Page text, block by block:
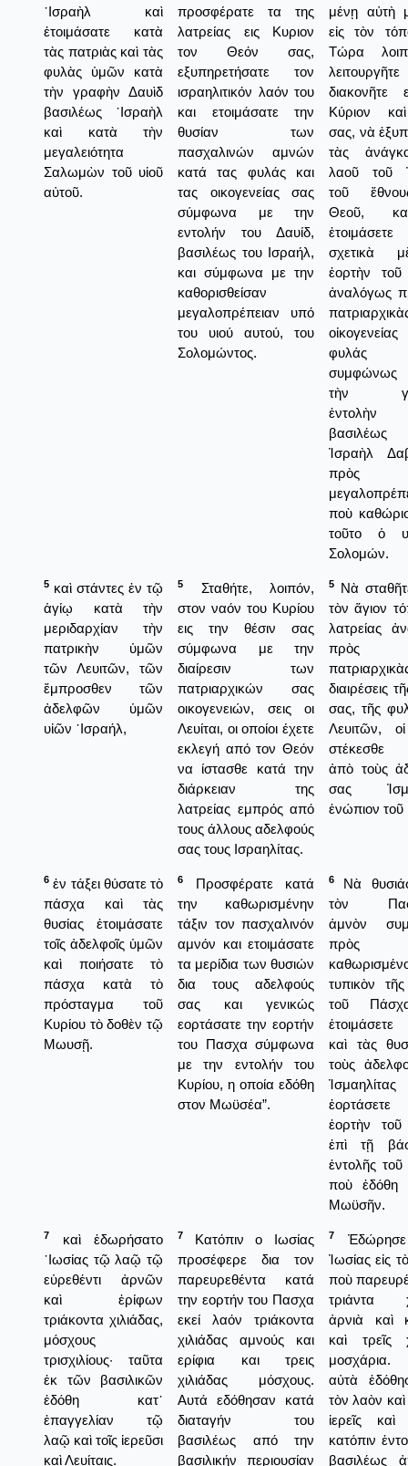
᾿Ισραὴλ καὶ
ἑτοιμάσατε κατὰ
τὰς πατριὰς καὶ τὰς
φυλὰς ὑμῶν κατὰ
τὴν γραφὴν Δαυὶδ
βασιλέως ᾿Ισραὴλ
καὶ κατὰ τὴν
μεγαλειότητα
Σαλωμὼν τοῦ υἱοῦ
αὐτοῦ.
προσφέρατε τα της
λατρείας εις Κυριον
τον Θεόν σας,
εξυπηρετήσατε τον
ισραηλιτικόν λαόν του
και ετοιμάσατε την
θυσίαν των
πασχαλινών αμνών
κατά τας φυλάς και
τας οικογενείας σας
σύμφωνα με την
εντολήν του Δαυίδ,
βασιλέως του Ισραήλ,
και σύμφωνα με την
καθορισθείσαν
μεγαλοπρέπειαν υπό
του υιού αυτού, του
Σολομώντος.
μένῃ αὐτὴ
εἰς τὸν
Τώρα
διακονῆτε
Κύριον
σας, νὰ
τὰς
λαοῦ τοῦ
τοῦ
Θεοῦ,
σχετικὰ
ἑορτὴν
ἀναλόγως
φυλάς
τὴν
Ἰσραὴλ
πρὸς
ποὺ
τοῦτο ὁ
Σολομών.
5 καὶ στάντες ἐν τῷ
ἁγίῳ κατὰ τὴν
μεριδαρχίαν τὴν
πατρικὴν ὑμῶν
τῶν Λευιτῶν, τῶν
ἔμπροσθεν τῶν
ἀδελφῶν ὑμῶν
υἱῶν ᾿Ισραήλ,
5
Σταθήτε, λοιπόν,
στον ναόν του Κυρίου
εις την θέσιν σας
σύμφωνα με την
διαίρεσιν των
πατριαρχικών σας
οικογενειών, σεις οι
Λευίται, οι οποίοι έχετε
εκλεγή από τον Θεόν
να ίστασθε κατά την
διάρκειαν της
λατρείας εμπρός από
τους άλλους αδελφούς
σας τους Ισραηλίτας.
5
Νὰ
τὸν ἅγιον
λατρείας
πρὸς
διαιρέσεις
σας, τῆς
Λευιτῶν,
στέκεσθε
ἀπὸ τοὺς
σας
ἐνώπιον τοῦ
6 ἐν τάξει θύσατε τὸ
πάσχα καὶ τὰς
θυσίας ἑτοιμάσατε
τοῖς ἀδελφοῖς ὑμῶν
καὶ ποιήσατε τὸ
πάσχα κατὰ τὸ
πρόσταγμα τοῦ
Κυρίου τὸ δοθὲν τῷ
Μωυσῇ.
6
Προσφέρατε κατά
την καθωρισμένην
τάξιν τον πασχαλινόν
αμνόν και ετοιμάσατε
τα μερίδια των θυσιών
δια τους αδελφούς
σας και γενικώς
εορτάσατε την εορτήν
του Πασχα σύμφωνα
με την εντολήν του
Κυρίου, η οποία εδόθη
στον Μωϋσέα”.
6
Νὰ
τὸν
ἀμνὸν
τυπικὸν
τοῦ
καὶ τὰς
τοὺς
ἑορτὴν
ἐπὶ τῇ
ἐντολῆς τοῦ
ποὺ ἐδόθη
Μωϋσῆν.
7
καὶ ἐδωρήσατο
᾿Ιωσίας τῷ λαῷ τῷ
εὑρεθέντι ἀρνῶν
καὶ ἐρίφων
τριάκοντα χιλιάδας,
μόσχους
τρισχιλίους· ταῦτα
ἐκ τῶν βασιλικῶν
ἐδόθη κατ᾿
ἐπαγγελίαν τῷ
λαῷ καὶ τοῖς ἱερεῦσι
καὶ Λευίταις.
7
Κατόπιν ο Ιωσίας
προσέφερε δια τον
παρευρεθέντα κατά
την εορτήν του Πασχα
εκεί λαόν τριάκοντα
χιλιάδας αμνούς και
ερίφια και τρεις
χιλιάδας μόσχους.
Αυτά εδόθησαν κατά
διαταγήν του
βασιλέως από την
βασιλικήν περιουσίαν
7
Ἰωσίας εἰς
ποὺ
τριάντα
ἀρνιὰ καὶ
καὶ τρεῖς
αὐτὰ
τὸν λαὸν καὶ
ἱερεῖς καὶ
κατόπιν
βασιλέως